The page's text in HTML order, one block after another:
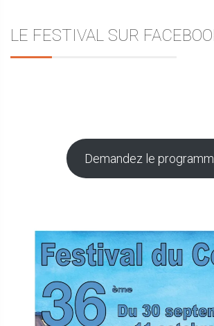
LE FESTIVAL SUR
Demandez le